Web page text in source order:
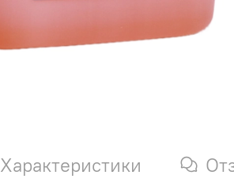
Характеристики